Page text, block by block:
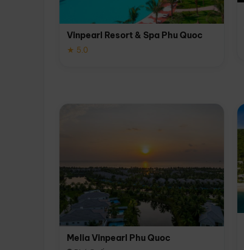
Vinpearl Resort & Spa Phu Quoc
★ 5.0
Melia Vinpearl Phu Quoc